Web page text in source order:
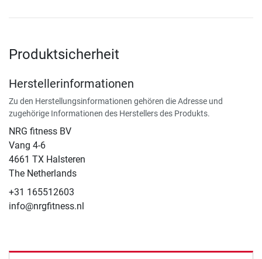
Produktsicherheit
Herstellerinformationen
Zu den Herstellungsinformationen gehören die Adresse und
zugehörige Informationen des Herstellers des Produkts.
NRG fitness BV
Vang 4-6
4661 TX Halsteren
The Netherlands
+31 165512603
info@nrgfitness.nl